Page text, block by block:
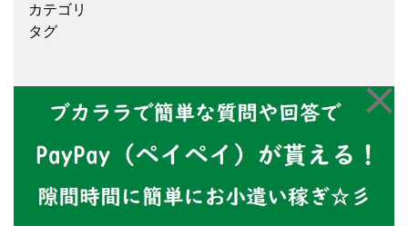
カテゴリ
タグ